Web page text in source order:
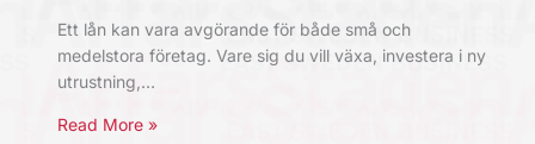
Ett lån kan vara avgörande för både små och
medelstora företag. Vare sig du vill växa, investera i ny
utrustning,…
Read More »